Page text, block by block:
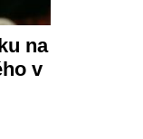
na
v